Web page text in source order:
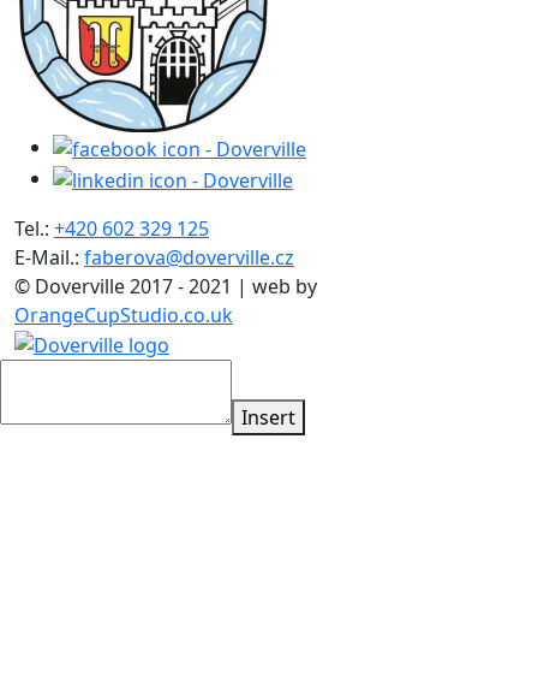
Tel.: +420 602 329 125
E-Mail.: faberova@doverville.cz
© Doverville 2017 - 2021 | web by
OrangeCupStudio.co.uk
Insert